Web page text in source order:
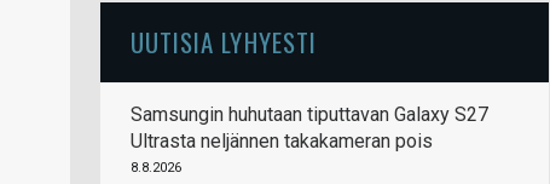
UUTISIA LYHYESTI
Samsungin huhutaan tiputtavan Galaxy S27
Ultrasta neljännen takakameran pois
8.8.2026